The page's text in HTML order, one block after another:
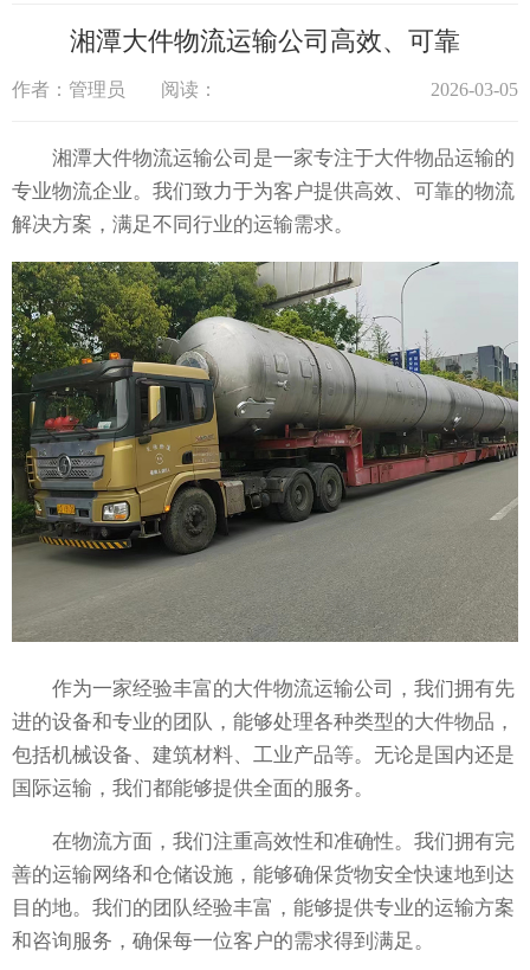
湘潭大件物流运输公司高效、可靠
作者：管理员 阅读： 2026-03-05
湘潭大件物流运输公司是一家专注于大件物品运输的
专业物流企业。我们致力于为客户提供高效、可靠的物流
解决方案，满足不同行业的运输需求。
作为一家经验丰富的大件物流运输公司，我们拥有先
进的设备和专业的团队，能够处理各种类型的大件物品，
包括机械设备、建筑材料、工业产品等。无论是国内还是
国际运输，我们都能够提供全面的服务。
在物流方面，我们注重高效性和准确性。我们拥有完
善的运输网络和仓储设施，能够确保货物安全快速地到达
目的地。我们的团队经验丰富，能够提供专业的运输方案
和咨询服务，确保每一位客户的需求得到满足。